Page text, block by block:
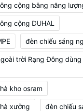
cộng bằng năng
cộng DUHAL
đèn chiếu sáng
trời Rạng Đông
kho osram
xưởng đèn chiếu